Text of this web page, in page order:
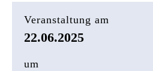
Veranstaltung am
22.06.2025
um